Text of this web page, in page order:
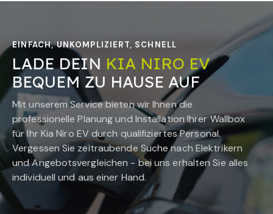
EINFACH, UNKOMPLIZIERT, SCHNELL
LADE DEIN KIA NIRO EV
BEQUEM ZU HAUSE AUF
Mit unserem Service bieten wir Ihnen die
professionelle Planung und Installation Ihrer Wallbox
für IhrKia Niro EVdurch qualifiziertes Personal.
Vergessen Sie zeitraubende Suche nach Elektrikern
und Angebotsvergleichen - bei uns erhalten Sie alles
individuell und aus einer Hand.